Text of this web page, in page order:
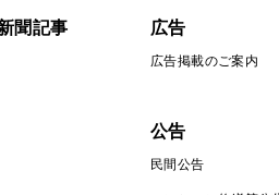
聞記事 広告
広告掲載のご案内
公告
民間公告